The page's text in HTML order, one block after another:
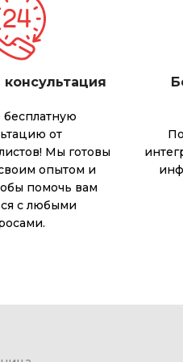
бесплатную
от
Мы готовы
опытом и
помочь вам
с любыми